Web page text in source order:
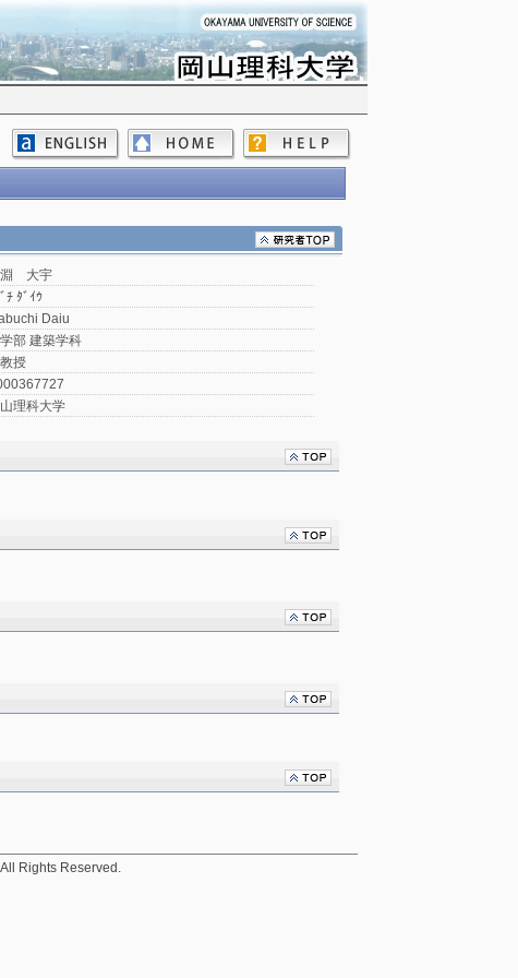
大宇
ﾁ ﾀﾞｲｳ
Daiu
部 建築学科
授
理科大学